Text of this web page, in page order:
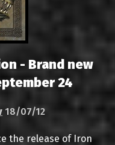
- Brand new
24
18/07/12
the release of Iron